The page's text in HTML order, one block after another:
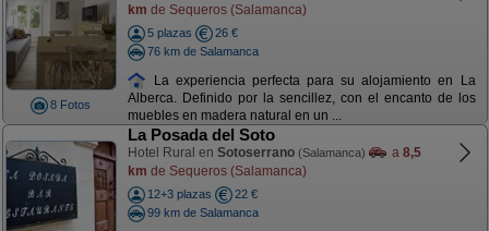
8 Fotos
km de Sequeros (Salamanca)
5 plazas
26 €
76 km de Salamanca
La experiencia perfecta para su alojamiento en La
Alberca. Definido por la sencillez, con el encanto de los
muebles en madera natural en un ...
La Posada del Soto
Hotel Rural en Sotoserrano (Salamanca) a 8,5
km de Sequeros (Salamanca)
12+3 plazas
22 €
99 km de Salamanca